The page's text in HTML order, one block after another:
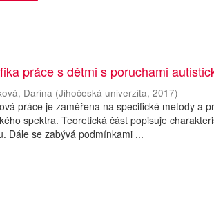
práce s dětmi s poruchami
Darina (Jihočeská univerzita,2017)
práce je zaměřena na specifické metody a
spektra. Teoretická část popisuje
Dále se zabývá podmínkami ...